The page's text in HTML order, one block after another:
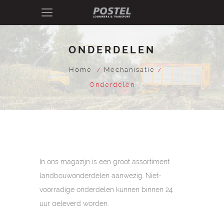
ONDERDELEN
Home
Mechanisatie
Onderdelen
In ons magazijn is een groot assortiment
landbouwonderdelen aanwezig. Niet-
voorradige onderdelen kunnen binnen 24
uur geleverd worden.